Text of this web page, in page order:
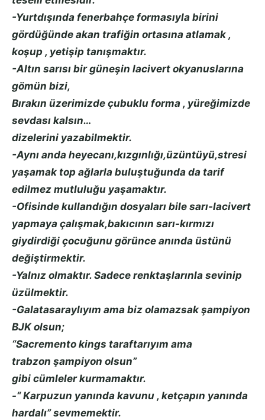
-Yurtdışında fenerbahçe formasıyla birini
gördüğünde akan trafiğin ortasına atlamak ,
koşup , yetişip tanışmaktır.
-Altın sarısı bir güneşin lacivert okyanuslarına
gömün bizi,
Bırakın üzerimizde çubuklu forma , yüreğimizde
sevdası kalsın…
dizelerini yazabilmektir.
-Aynı anda heyecanı,kızgınlığı,üzüntüyü,stresi
yaşamak top ağlarla buluştuğunda da tarif
edilmez mutluluğu yaşamaktır.
-Ofisinde kullandığın dosyaları bile sarı-lacivert
yapmaya çalışmak,bakıcının sarı-kırmızı
giydirdiği çocuğunu görünce anında üstünü
değiştirmektir.
-Yalnız olmaktır. Sadece renktaşlarınla sevinip
üzülmektir.
-Galatasaraylıyım ama biz olamazsak şampiyon
BJK olsun;
“Sacremento kings taraftarıyım ama
trabzon şampiyon olsun”
gibi cümleler kurmamaktır.
-“ Karpuzun yanında kavunu , ketçapın yanında
hardalı” sevmemektir.